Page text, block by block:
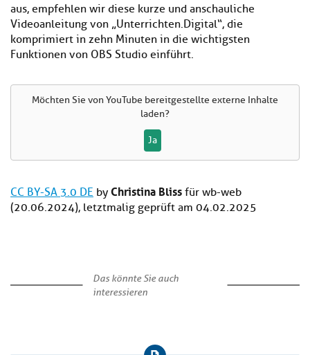
aus, empfehlen wir diese kurze und anschauliche
Videoanleitung von „Unterrichten.Digital“, die
komprimiert in zehn Minuten in die wichtigsten
Funktionen von OBS Studio einführt.
Möchten Sie vonYouTube bereitgestellte externe Inhalte
laden?
Ja
CC BY-SA 3.0 DE by Christina Bliss für wb-web
(20.06.2024), letztmalig geprüft am 04.02.2025
Das könnte Sie auch
interessieren